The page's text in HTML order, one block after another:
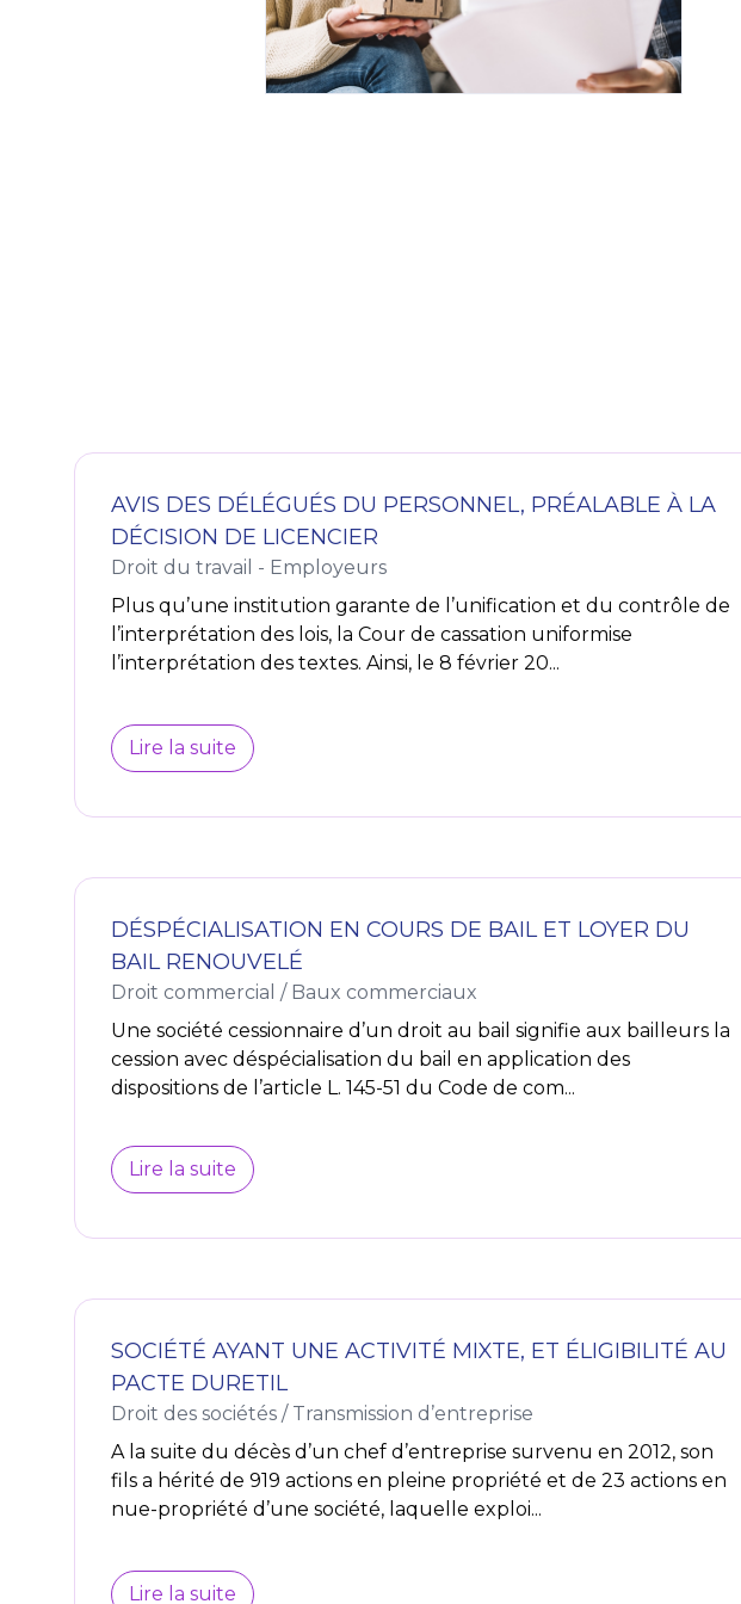
AVIS DES DÉLÉGUÉS DU PERSONNEL, PRÉALABLE À LA
DÉCISION DE LICENCIER
Droit du travail - Employeurs
Plus qu’une institution garante de l’unification et du contrôle de
l’interprétation des lois, la Cour de cassation uniformise
l’interprétation des textes. Ainsi, le 8 février 20...
Lire la suite
DÉSPÉCIALISATION EN COURS DE BAIL ET LOYER DU
BAIL RENOUVELÉ
Droit commercial / Baux commerciaux
Une société cessionnaire d’un droit au bail signifie aux bailleurs la
cession avec déspécialisation du bail en application des
dispositions de l’article L. 145-51 du Code de com...
Lire la suite
SOCIÉTÉ AYANT UNE ACTIVITÉ MIXTE, ET ÉLIGIBILITÉ AU
PACTE DURETIL
Droit des sociétés / Transmission d’entreprise
A la suite du décès d’un chef d’entreprise survenu en 2012, son
fils a hérité de 919 actions en pleine propriété et de 23 actions en
nue-propriété d’une société, laquelle exploi...
Lire la suite